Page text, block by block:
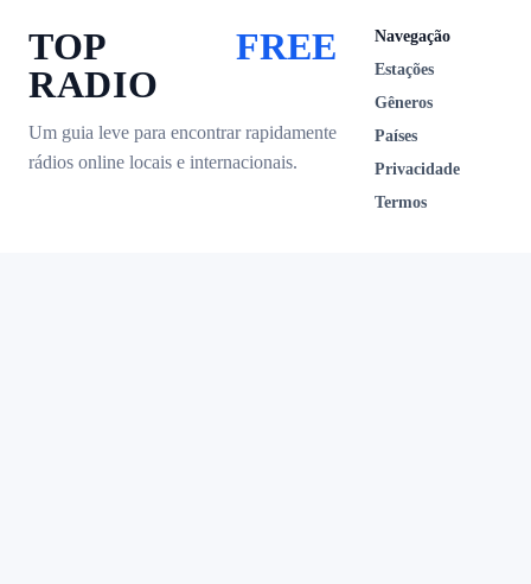
TOP
RADIO
FREE
Um guia leve para encontrar rapidamente
rádios online locais e internacionais.
Navegação
Estações
Gêneros
Países
Privacidade
Termos